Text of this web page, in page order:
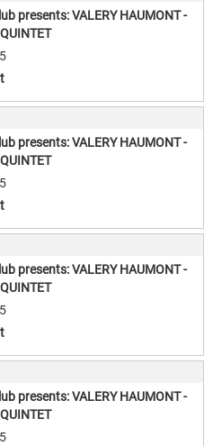
presents: VALERY HAUMONT -
presents: VALERY HAUMONT -
presents: VALERY HAUMONT -
presents: VALERY HAUMONT -